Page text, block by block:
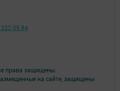
права защищены.
на сайте, защищены
09 84